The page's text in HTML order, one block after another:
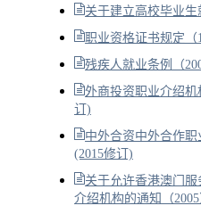
关于建立高校毕业生
职业资格证书规定（
残疾人就业条例（
外商投资职业介绍机
订)
中外合资中外合作
(2015修订)
关于允许香港澳门
介绍机构的通知（2005